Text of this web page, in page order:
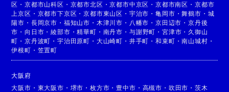
区 ・京都市山科区 ・ 京都市北区 ・京都市中京区 ・京都市南区 ・ 京都市
上京区 ・ 京都市下京区 ・京都市東山区 ・ 宇治市 ・亀岡市 ・舞鶴市 ・ 城
陽市 ・ 長岡京市 ・ 福知山市 ・ 木津川市 ・ 八幡市 ・京田辺市 ・京丹後
市 ・向日市 ・綾部市 ・精華町 ・ 南丹市 ・ 与謝野町 ・ 宮津市 ・ 久御山
町 ・京丹波町 ・宇治田原町 ・ 大山崎町 ・ 井手町 ・和束町 ・南山城村 ・
伊根町 ・ 笠置町
大阪府
大阪市 ・ 東大阪市 ・ 堺市 ・枚方市 ・ 豊中市 ・ 高槻市 ・ 吹田市 ・ 茨木